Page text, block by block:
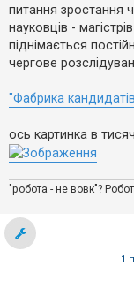
и
б
е
з
в
п
о
і
д
е
А
к
в
і
д
о
м
л
н
я
питання зростання
науковців -
піднімається
чергове
"Фабрика
ось картинка в
"робота - не вовк"?
1